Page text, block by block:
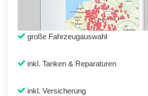
große Fahrzeugauswahl
inkl. Tanken & Reparaturen
inkl. Versicherung